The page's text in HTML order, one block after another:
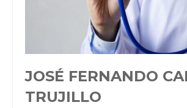
JOSÉ FERNANDO
TRUJILLO